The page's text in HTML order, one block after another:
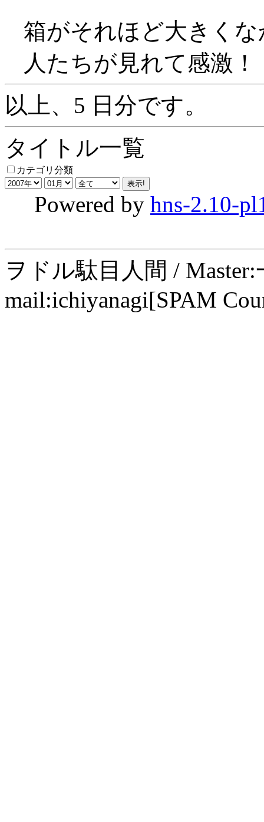
箱がそれほど大きく
人たちが見れて感激！
以上、5 日分です。
タイトル一覧
カテゴリ分類
Powered by hns-2.10-
ヲドル駄目人間 /
mail:ichiyanagi[SPAM